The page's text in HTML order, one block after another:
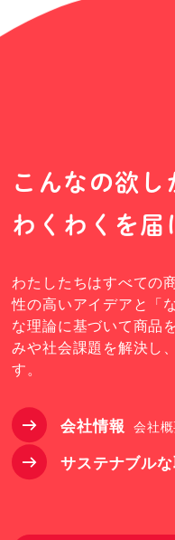
こ んな の欲 し
わ く わ く を届
わたしたちはすべての
性の高いアイデアと「
な理論に基づいて商品
みや社会課題を解決し
す。
会社情報 会社概
サステナブルな